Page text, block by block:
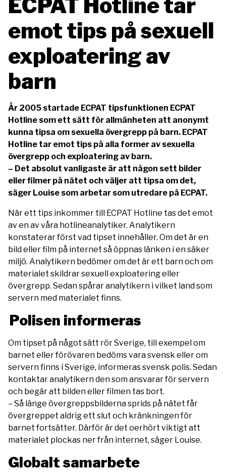
ECPAT Hotline tar
emot tips på sexuell
exploatering av
barn
År 2005 startade ECPAT tipsfunktionen ECPAT
Hotline som ett sätt för allmänheten att anonymt
kunna tipsa om sexuella övergrepp på barn. ECPAT
Hotline tar emot tips på alla former av sexuella
övergrepp och exploatering av barn.
– Det absolut vanligaste är att någon sett bilder
eller filmer på nätet och väljer att tipsa om det,
säger Louise som arbetar som utredare på ECPAT.
När ett tips inkommer till ECPAT Hotline tas det emot
av en av våra hotlineanalytiker. Analytikern
konstaterar först vad tipset innehåller. Om det är en
bild eller film på internet så öppnas länken i en säker
miljö. Analytikern bedömer om det är ett barn och om
materialet skildrar sexuell exploatering eller
övergrepp. Sedan spårar analytikern i vilket land som
servern med materialet finns.
Polisen informeras
Om tipset på något sätt rör Sverige, till exempel om
barnet eller förövaren bedöms vara svensk eller om
servern finns i Sverige, informeras svensk polis. Sedan
kontaktar analytikern den som ansvarar för servern
och begär att bilden eller filmen tas bort.
– Så länge övergreppsbilderna sprids på nätet får
övergreppet aldrig ett slut och kränkningen för
barnet fortsätter. Därför är det oerhört viktigt att
materialet plockas ner från internet, säger Louise.
Globalt samarbete